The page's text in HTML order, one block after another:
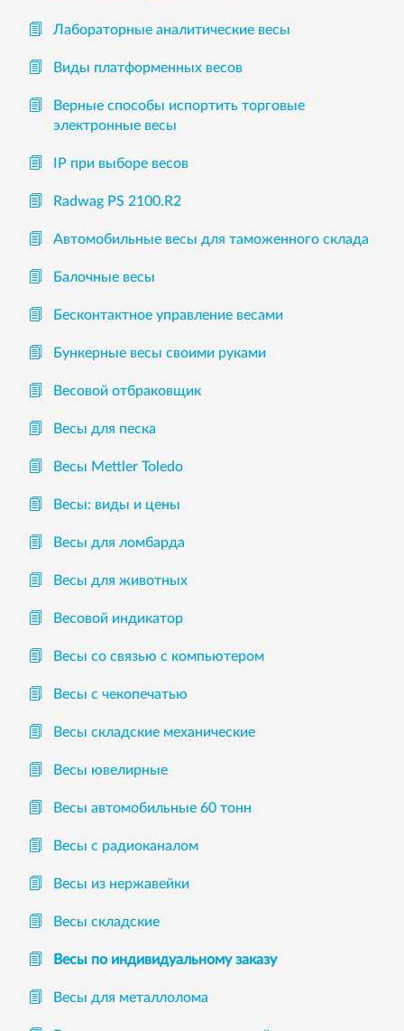
Лабораторные аналитические весы
Виды платформенных весов
Верные способы испортить торговые
электронные весы
IP при выборе весов
Radwag PS 2100.R2
Автомобильные весы для таможенного склада
Балочные весы
Бесконтактное управление весами
Бункерные весы своими руками
Весовой отбраковщик
Весы для песка
Весы Mettler Toledo
Весы: виды и цены
Весы для ломбарда
Весы для животных
Весовой индикатор
Весы со связью с компьютером
Весы с чекопечатью
Весы складские механические
Весы ювелирные
Весы автомобильные 60 тонн
Весы с радиоканалом
Весы из нержавейки
Весы складские
Весы по индивидуальному заказу
Весы для металлолома